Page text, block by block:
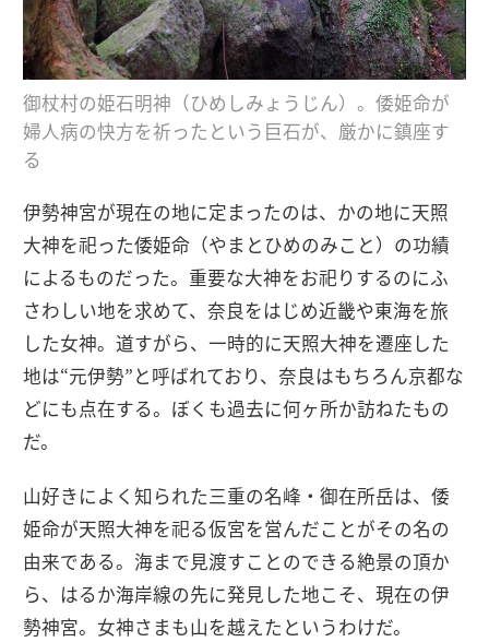
御杖村の姫石明神（ひめしみょうじん）。倭姫命が
婦人病の快方を祈ったという巨石が、厳かに鎮座す
る
伊勢神宮が現在の地に定まったのは、かの地に天照
大神を祀った倭姫命（やまとひめのみこと）の功績
によるものだった。重要な大神をお祀りするのにふ
さわしい地を求めて、奈良をはじめ近畿や東海を旅
した女神。道すがら、一時的に天照大神を遷座した
地は“元伊勢”と呼ばれており、奈良はもちろん京都な
どにも点在する。ぼくも過去に何ヶ所か訪ねたもの
だ。
山好きによく知られた三重の名峰・御在所岳は、倭
姫命が天照大神を祀る仮宮を営んだことがその名の
由来である。海まで見渡すことのできる絶景の頂か
ら、はるか海岸線の先に発見した地こそ、現在の伊
勢神宮。女神さまも山を越えたというわけだ。